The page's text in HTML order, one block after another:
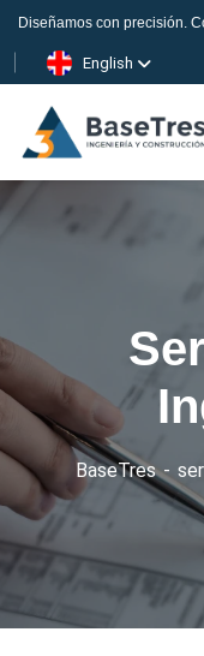
Diseñamos con precisión.
English
BaseTres